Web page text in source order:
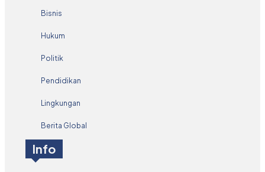
Bisnis
Hukum
Politik
Pendidikan
Lingkungan
Berita Global
Info